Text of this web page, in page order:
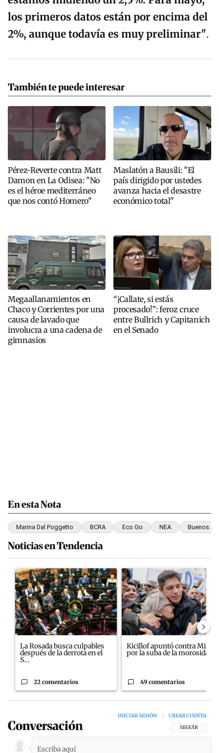
los primeros datos están por encima del
2%, aunque todavía es muy preliminar".
También te puede interesar
Pérez-Reverte contra Matt
Damon en La Odisea: "No
es el héroe mediterráneo
que nos contó Homero"
Maslatón a Bausili: "El
país dirigido por ustedes
avanza hacia el desastre
económico total"
Megaallanamientos en
Chaco y Corrientes por una
causa de lavado que
involucra a una cadena de
gimnasios
“¡Callate, si estás
procesado!”: feroz cruce
entre Bullrich y Capitanich
en el Senado
En esta Nota
Marina Dal Poggetto BCRA Eco Go NEA Buenos
Noticias en Tendencia
Este listado muestra los artículos con más comentarios en los
Un artículo de tendencia con el título "La Rosada busca
La Rosada busca culpables
después de la derrota en el
S...
22 comentarios
Un artículo de tendencia con
Kicillof apuntó contra Milei
por la suba de la morosida...
49 comentarios
Conversación SIGA ESTA
SEGUIR
INICIAR SESIÓN CREAR CUENTA